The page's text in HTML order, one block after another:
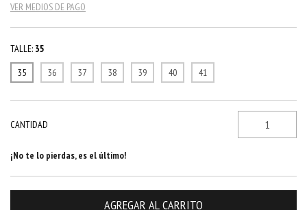
VER MEDIOS DE PAGO
TALLE: 35
35
36 37 38 39 40 41
CANTIDAD
¡No te lo pierdas, es el último!